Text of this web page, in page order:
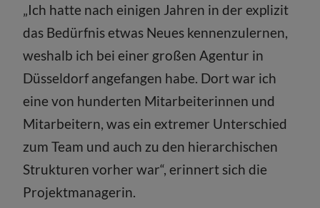
„Ich hatte nach einigen Jahren in der explizit
das Bedürfnis etwas Neues kennenzulernen,
weshalb ich bei einer großen Agentur in
Düsseldorf angefangen habe. Dort war ich
eine von hunderten Mitarbeiterinnen und
Mitarbeitern, was ein extremer Unterschied
zum Team und auch zu den hierarchischen
Strukturen vorher war“, erinnert sich die
Projektmanagerin.